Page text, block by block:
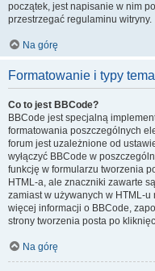
początek, jest napisanie w nim
przestrzegać regulaminu witryny.
Na górę
Formatowanie i typy
Co to jest BBCode?
BBCode jest specjalną
formatowania poszczególnych
forum jest uzależnione od
wyłączyć BBCode w
funkcję w formularzu tworzenia
HTML-a, ale znaczniki zawarte
zamiast w używanych w HTML-u
więcej informacji o BBCode,
strony tworzenia posta po
Na górę